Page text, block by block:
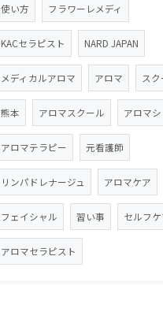
使い方 フラワーレメディ
KACセラピスト NARD JAPAN
メディカルアロマ アロマ スク
熊本 アロマスクール アロマ
アロマテラピー 元看護師
リンパドレナージュ アロマケア
フェイシャル 習い事 セルフケ
アロマセラピスト